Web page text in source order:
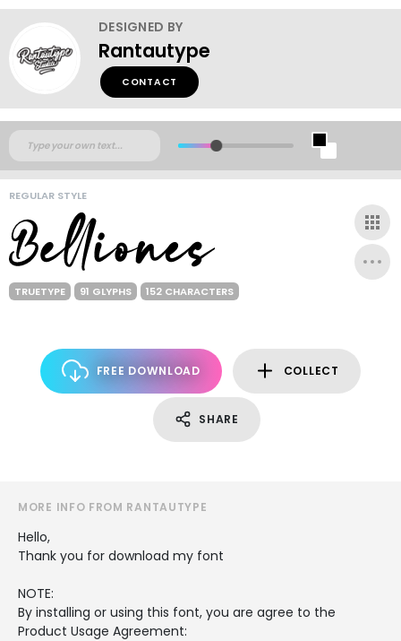
DESIGNED BY
Rantautype
CONTACT
REGULAR STYLE
TRUETYPE 91 GLYPHS 152 CHARACTERS
FREE DOWNLOAD COLLECT
SHARE
MORE INFO FROM RANTAUTYPE
Hello,
Thank you for download my font
NOTE:
By installing or using this font, you are agree to the
Product Usage Agreement: